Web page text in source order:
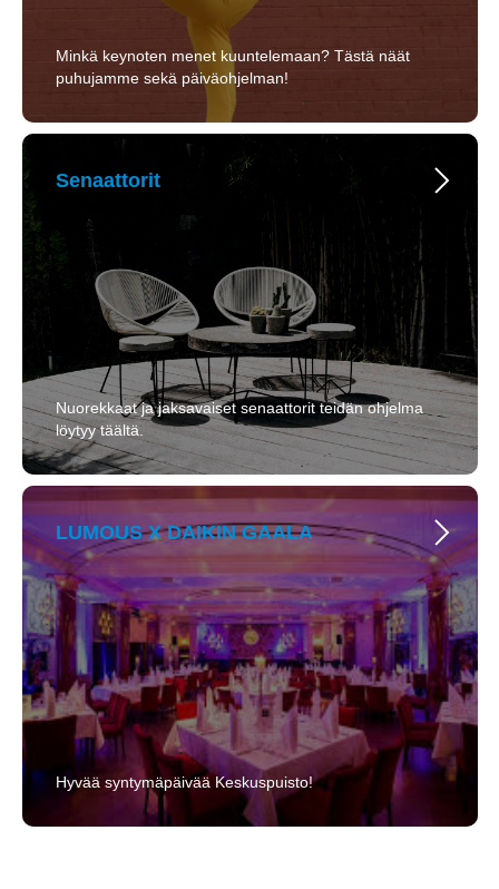
Minkä keynoten menet kuuntelemaan? Tästä näät
puhujamme sekä päiväohjelman!
Senaattorit
Nuorekkaat ja jaksavaiset senaattorit teidän ohjelma
löytyy täältä.
LUMOUS X DAIKIN GAALA
Hyvää syntymäpäivää Keskuspuisto!